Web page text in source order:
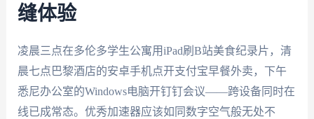
缝体验
凌晨三点在多伦多学生公寓用iPad刷B站美食纪录片，清
晨七点巴黎酒店的安卓手机点开支付宝早餐外卖，下午
悉尼办公室的Windows电脑开钉钉会议——跨设备同时在
线已成常态。优秀加速器应该如同数字空气般无处不